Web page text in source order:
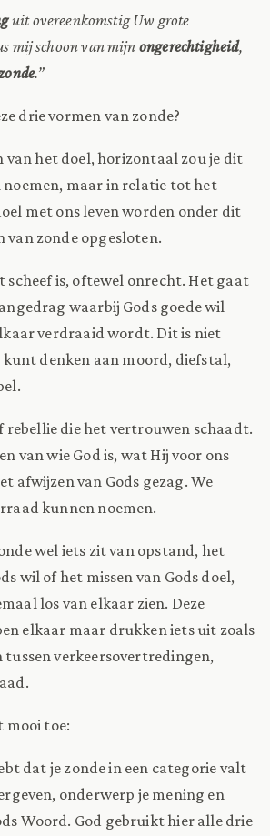
uit overeenkomstig Uw grote
mij schoon van mijn ongerechtigheid,
.”
drie vormen van zonde?
van het doel, horizontaal zou je dit
noemen, maar in relatie tot het
met ons leven worden onder dit
van zonde opgesloten.
scheef is, oftewel onrecht. Het gaat
waarbij Gods goede wil
verdraaid wordt. Dit is niet
kunt denken aan moord, diefstal,
rebellie die het vertrouwen schaadt.
van wie God is, wat Hij voor ons
afwijzen van Gods gezag. We
kunnen noemen.
wel iets zit van opstand, het
wil of het missen van Gods doel,
los van elkaar zien. Deze
elkaar maar drukken iets uit zoals
tussen verkeersovertredingen,
mooi toe:
dat je zonde in een categorie valt
onderwerp je mening en
Woord. God gebruikt hier alle drie